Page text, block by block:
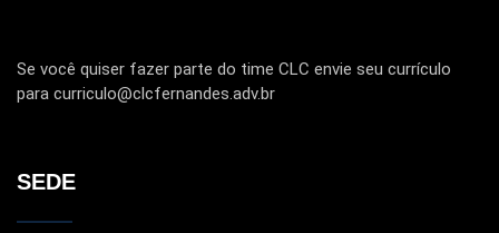
Se você quiser fazer parte do time CLC envie seu currículo
para curriculo@clcfernandes.adv.br
SEDE